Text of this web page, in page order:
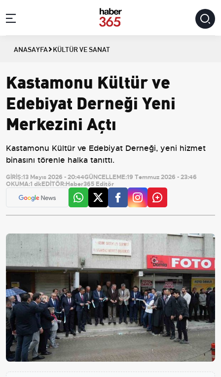
ANASAYFA KÜLTÜR VE SANAT
Kastamonu Kültür ve
Edebiyat Derneği Yeni
Merkezini Açtı
Kastamonu Kültür ve Edebiyat Derneği, yeni hizmet
binasını törenle halka tanıttı.
GİRİŞ:13 Mayıs 2026 - 20:44GÜNCELLEME:19 Temmuz 2026 - 23:46
OKUMA:1 dkEDİTÖR:Haber365 Editör